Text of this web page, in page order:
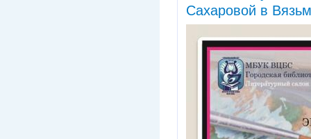
Сахаровой в